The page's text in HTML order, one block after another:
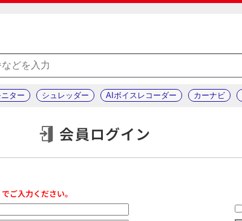
ニター シュレッダー AIボイスレコーダー カーナビ
会員ログイン
ご入力ください。